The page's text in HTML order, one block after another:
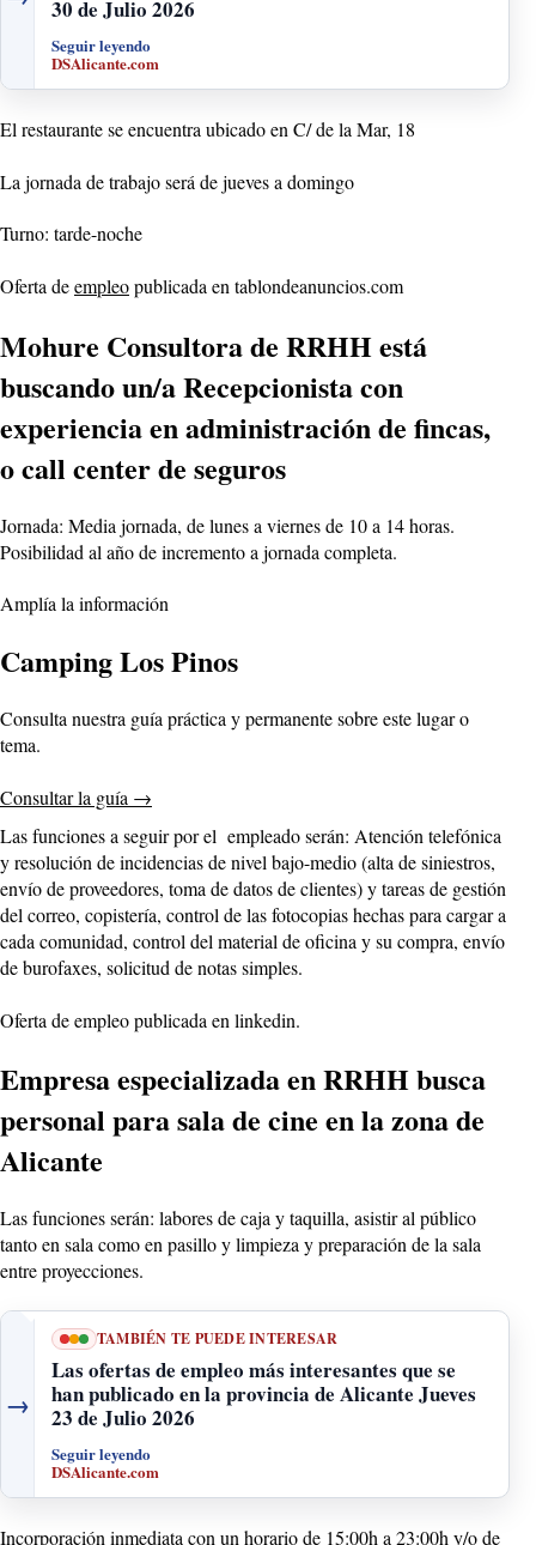
30 de Julio 2026
Seguir leyendo
DSAlicante.com
El restaurante se encuentra ubicado en C/ de la Mar, 18
La jornada de trabajo será dejueves a domingo
Turno: tarde-noche
Oferta deempleopublicada en tablondeanuncios.com
Mohure Consultora de RRHH está
buscando un/a Recepcionista con
experiencia en administración de fincas,
o call center de seguros
Jornada: Media jornada, de lunes a viernes de 10 a 14 horas.
Posibilidad al año de incremento a jornada completa.
Amplía la información
Camping Los Pinos
Consulta nuestra guía práctica y permanente sobre este lugar o
tema.
Consultar la guía →
Las funciones a seguir por el empleado serán: Atención telefónica
y resolución de incidencias de nivel bajo-medio (alta de siniestros,
envío de proveedores, toma de datos de clientes) y tareas de gestión
del correo, copistería, control de las fotocopias hechas para cargar a
cada comunidad, control del material de oficina y su compra, envío
de burofaxes, solicitud de notas simples.
Oferta de empleo publicada en linkedin.
Empresa especializada en RRHH busca
personal para sala de cine en la zona de
Alicante
Las funciones serán: labores de caja y taquilla, asistir al público
tanto en sala como en pasillo y limpieza y preparación de la sala
entre proyecciones.
→
TAMBIÉN TE PUEDE INTERESAR
Las ofertas de empleo más interesantes que se
han publicado en la provincia de Alicante Jueves
23 de Julio 2026
Seguir leyendo
DSAlicante.com
Incorporación inmediata con un horario de 15:00h a 23:00h y/o de